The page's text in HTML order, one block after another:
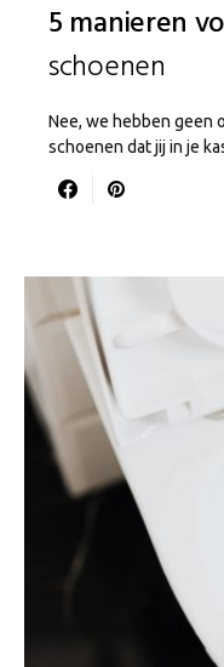
5 manieren
schoenen
Nee, we hebben geen
schoenen dat jij in je